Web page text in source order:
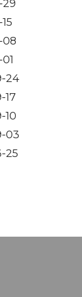
29
08
24
17
10
03
25